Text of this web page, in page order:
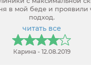
в мой беде и проявили
подход.
читать все
Карина - 12.08.2019